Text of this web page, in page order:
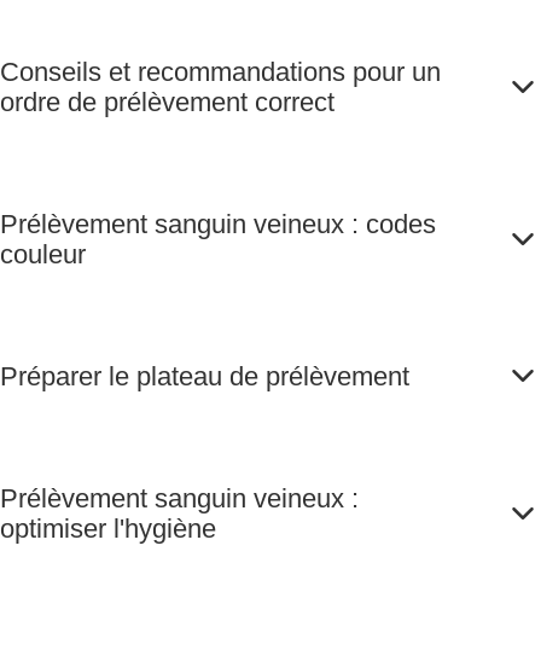
Conseils et recommandations pour un
ordre de prélèvement correct
Prélèvement sanguin veineux : codes
couleur
Préparer le plateau de prélèvement
Prélèvement sanguin veineux :
optimiser l'hygiène